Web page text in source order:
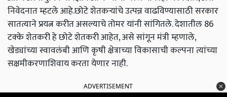
निवेदनात म्हटले आहे.छोटे शेतकर्‍यांचे उत्पन्न वाढविण्यासाठी सरकार
सातत्याने प्रयत्न करीत असल्याचे तोमर यांनी सांगितले. देशातील 86
टक्के शेतकरी हे छोटे शेतकरी आहेत, असे सांगून मंत्री म्हणाले,
खेड्यांच्या स्वावलंबी आणि कृषी क्षेत्राच्या विकासाची कल्पना त्यांच्या
सक्षमीकरणाशिवाय करता येणार नाही.
ADVERTISEMENT